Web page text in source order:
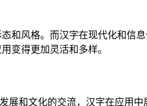
风格。而汉字在现代化和信
变得更加灵活和多样。
展和文化的交流，汉字在应用